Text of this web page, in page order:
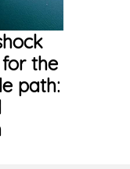
the
path: